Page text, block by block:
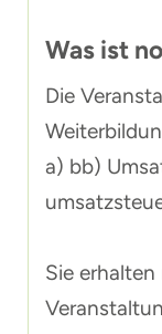
Was ist
Die
a) bb)
Sie